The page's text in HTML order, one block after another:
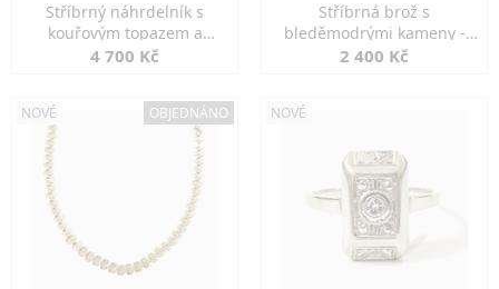
Stříbrný náhrdelník s
kouřovým topazem a
markazity
4 700 Kč
Stříbrná brož s
bleděmodrými kameny -
jemná elegance
2 400 Kč
NOVÉ OBJEDNÁNO NOVÉ